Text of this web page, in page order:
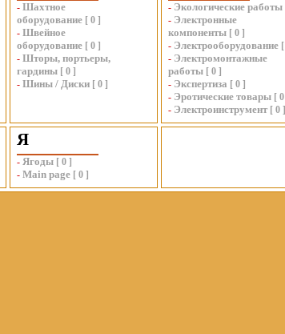
- Шахтное
оборудование [ 0 ]
- Швейное
оборудование [ 0 ]
- Шторы, портьеры,
гардины [ 0 ]
- Шины / Диски [ 0 ]
- Экологические работы
- Электронные
компоненты [ 0 ]
- Электрооборудование [
- Электромонтажные
работы [ 0 ]
- Экспертиза [ 0 ]
- Эротические товары [ 0
- Электроинструмент [ 0 ]
Я
- Ягоды [ 0 ]
- Main page [ 0 ]